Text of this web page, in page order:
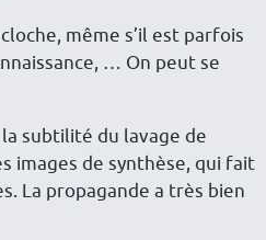
même s’il est parfois
… On peut se
subtilité du lavage de
images de synthèse, qui fait
La propagande a très bien